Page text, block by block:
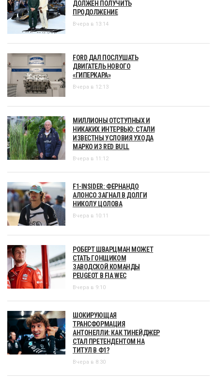
ДОЛЖЕН ПОЛУЧИТЬ
ПРОДОЛЖЕНИЕ
Вчера в 13:14
FORD ДАЛ ПОСЛУШАТЬ
ДВИГАТЕЛЬ НОВОГО
«ГИПЕРКАРА»
Вчера в 12:13
МИЛЛИОНЫ ОТСТУПНЫХ И
НИКАКИХ ИНТЕРВЬЮ: СТАЛИ
ИЗВЕСТНЫ УСЛОВИЯ УХОДА
МАРКО ИЗ RED BULL
Вчера в 11:12
F1-INSIDER: ФЕРНАНДО
АЛОНСО ЗАГНАЛ В ДОЛГИ
НИКОЛУ ЦОЛОВА
Вчера в 10:11
РОБЕРТ ШВАРЦМАН МОЖЕТ
СТАТЬ ГОНЩИКОМ
ЗАВОДСКОЙ КОМАНДЫ
PEUGEOT В FIA WEC
Вчера в 9:10
ШОКИРУЮЩАЯ
ТРАНСФОРМАЦИЯ
АНТОНЕЛЛИ: КАК ТИНЕЙДЖЕР
СТАЛ ПРЕТЕНДЕНТОМ НА
ТИТУЛ В Ф1?
Вчера в 8:30